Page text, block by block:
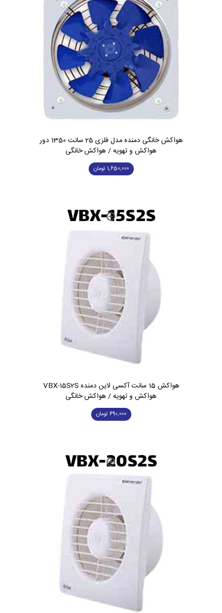
هواکش خانگی دمنده مدل فلزی 25 سانت 1350 دور
هواکش و تهویه / هواکش خانگی
1,650,000 تومان
هواکش 15 سانت آکسی لاین دمنده VBX-15S2S
هواکش و تهویه / هواکش خانگی
690,000 تومان